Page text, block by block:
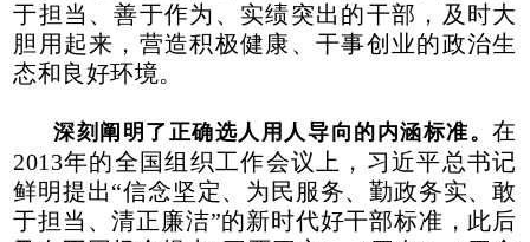
于担当、善于作为、实绩突出的干部，及时大
胆用起来，营造积极健康、干事创业的政治生
态和良好环境。
深刻阐明了正确选人用人导向的内涵标准。在
2013年的全国组织工作会议上，习近平总书记
鲜明提出“信念坚定、为民服务、勤政务实、敢
于担当、清正廉洁”的新时代好干部标准，此后